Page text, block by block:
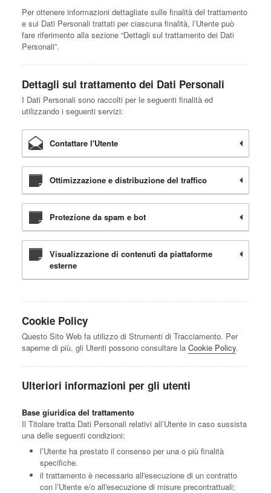
Per ottenere informazioni dettagliate sulle finalità del trattamento
e sui Dati Personali trattati per ciascuna finalità, l’Utente può
fare riferimento alla sezione “Dettagli sul trattamento dei Dati
Personali”.
Dettagli sul trattamento dei Dati Personali
I Dati Personali sono raccolti per le seguenti finalità ed
utilizzando i seguenti servizi:
Contattare l'Utente
Ottimizzazione e distribuzione del traffico
Protezione da spam e bot
Visualizzazione di contenuti da piattaforme
esterne
Cookie Policy
Questo Sito Web fa utilizzo di Strumenti di Tracciamento. Per
saperne di più, gli Utenti possono consultare la Cookie Policy.
Ulteriori informazioni per gli utenti
Base giuridica del trattamento
Il Titolare tratta Dati Personali relativi all’Utente in caso sussista
una delle seguenti condizioni:
l’Utente ha prestato il consenso per una o più finalità
specifiche.
il trattamento è necessario all'esecuzione di un contratto
con l’Utente e/o all'esecuzione di misure precontrattuali;